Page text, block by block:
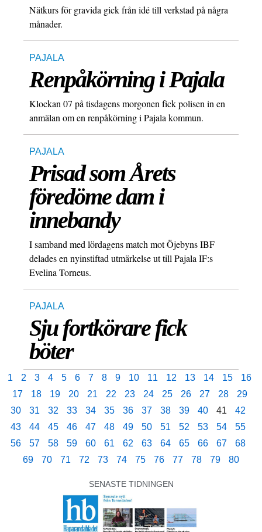
Nätkurs för gravida gick från idé till verkstad på några
månader.
PAJALA
Renpåkörning i Pajala
Klockan 07 på tisdagens morgonen fick polisen in en
anmälan om en renpåkörning i Pajala kommun.
PAJALA
Prisad som Årets
föredöme dam i
innebandy
I samband med lördagens match mot Öjebyns IBF
delades en nyinstiftad utmärkelse ut till Pajala IF:s
Evelina Torneus.
PAJALA
Sju fortkörare fick
böter
1 2 3 4 5 6 7 8 9 10 11 12 13 14 15
16
17
18 19 20 21 22 23 24 25 26 27 28
29
30
31 32 33 34 35 36 37 38 39 40 41
42
43
44 45 46 47 48 49 50 51 52 53 54
55
56
57 58 59 60 61 62 63 64 65 66 67
68
69
70 71 72 73 74 75 76 77 78 79 80
SENASTE TIDNINGEN